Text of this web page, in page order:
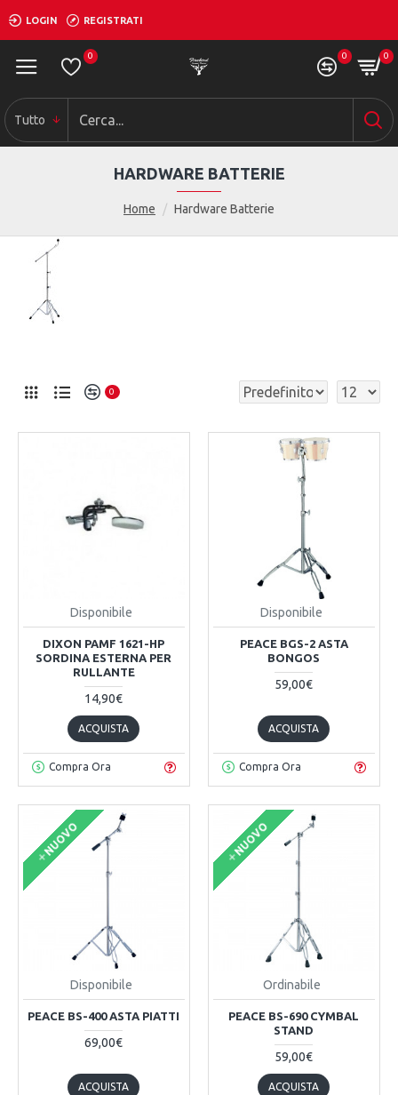
LOGIN REGISTRATI
0 0 0
Tutto
Home Hardware Batterie
HARDWARE BATTERIE
0
Disponibile
DIXON PAMF 1621-HP
SORDINA ESTERNA PER
RULLANTE
14,90€
ACQUISTA
Compra Ora
Disponibile
PEACE BGS-2 ASTA
BONGOS
59,00€
ACQUISTA
Compra Ora
NUOVO
Disponibile
PEACE BS-400 ASTA PIATTI
69,00€
ACQUISTA
NUOVO
Ordinabile
PEACE BS-690 CYMBAL
STAND
59,00€
ACQUISTA